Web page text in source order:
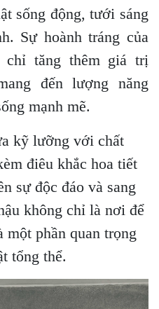
sống động, tưới sáng
Sự hoành tráng của
chỉ tăng thêm giá trị
đến lượng năng
mạnh mẽ.
kỹ lưỡng với chất
điêu khắc hoa tiết
sự độc đáo và sang
không chỉ là nơi để
một phần quan trọng
tổng thể.